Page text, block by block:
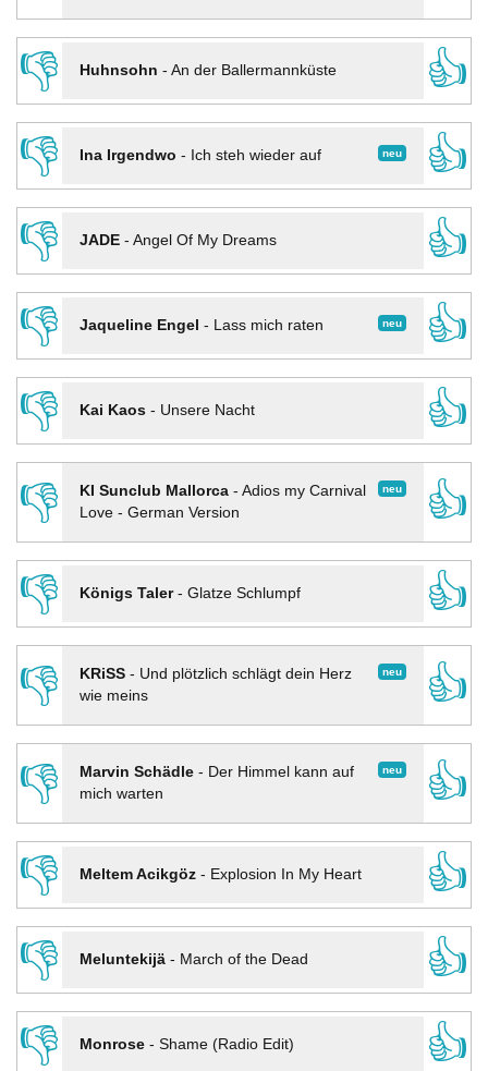
👎
Huhnsohn - An der Ballermannküste
👍
👎
neu
Ina Irgendwo - Ich steh wieder auf
👍
👎
JADE- Angel Of My Dreams
👍
👎
neu
Jaqueline Engel - Lass mich raten
👍
👎
Kai Kaos- Unsere Nacht
👍
👎
neu
KI Sunclub Mallorca- Adios my Carnival
Love - German Version
👍
👎
Königs Taler- Glatze Schlumpf
👍
👎
neu
KRiSS- Und plötzlich schlägt dein Herz
wie meins
👍
👎 neu
Marvin Schädle- Der Himmel kann auf
mich warten
👍
👎
Meltem Acikgöz- Explosion In My Heart
👍
👎
Meluntekijä- March of the Dead
👍
👎
Monrose- Shame (Radio Edit)
👍